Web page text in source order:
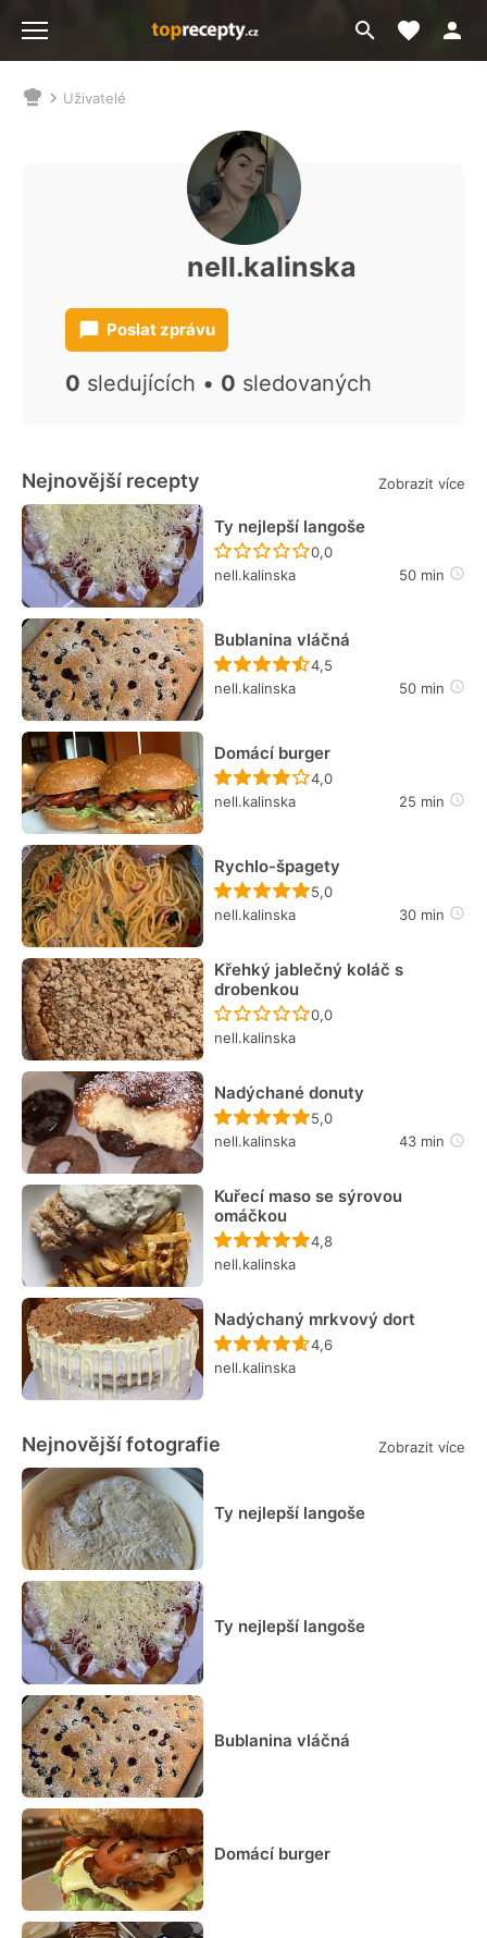
Přejít
na
Moje
NacházíteUživatelé
nell.kalinska
Poslat zprávu
0 sledujících • 0 sledovaných
Nejnovější recepty Zobrazit více
Ty nejlepší langoše
Recept ještě nebyl
0,0
nell.kalinska
50 min
Bublanina vláčná
Recept ještě nebyl
4,5
nell.kalinska
50 min
Domácí burger
Recept ještě nebyl
4,0
nell.kalinska
25 min
Rychlo-špagety
Recept ještě nebyl
5,0
nell.kalinska
30 min
Křehký jablečný koláč s
drobenkou
Recept ještě nebyl
0,0
nell.kalinska
Nadýchané donuty
Recept ještě nebyl
5,0
nell.kalinska
43 min
Kuřecí maso se sýrovou
omáčkou
Recept ještě nebyl
4,8
nell.kalinska
Nadýchaný mrkvový dort
Recept ještě nebyl
4,6
nell.kalinska
Nejnovější fotografie Zobrazit více
Ty nejlepší langoše
Ty nejlepší langoše
Bublanina vláčná
Domácí burger